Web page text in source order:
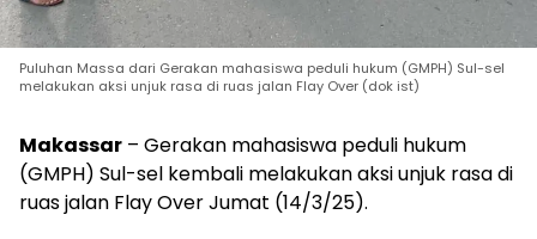
Puluhan Massa dari Gerakan mahasiswa peduli hukum (GMPH) Sul-sel
melakukan aksi unjuk rasa di ruas jalan Flay Over (dok ist)
Makassar – Gerakan mahasiswa peduli hukum
(GMPH) Sul-sel kembali melakukan aksi unjuk rasa di
ruas jalan Flay Over Jumat (14/3/25).